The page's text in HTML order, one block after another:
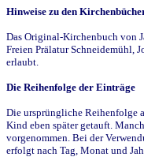
Hinweise zu den
Das Original-Kirchenbuch von
Freien Prälatur Schneidemühl,
erlaubt.
Die Reihenfolge der Einträge
Die ursprüngliche Reihenfolge
Kind eben später getauft.
vorgenommen. Bei der
erfolgt nach Tag, Monat und